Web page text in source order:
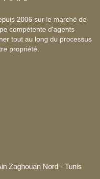
2006 sur le marché de
compétente d'agents
tout au long du processus
propriété.
Zaghouan Nord - Tunis